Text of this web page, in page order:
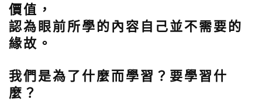
價值，
認為眼前所學的內容自己並不需要的
緣故。
我們是為了什麼而學習？要學習什
麼？